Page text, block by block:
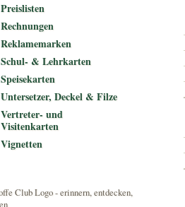
Preislisten
Rechnungen
Reklamemarken
Schul- & Lehrkarten
Speisekarten
Untersetzer, Deckel & Filze
Vertreter- und
Visitenkarten
Vignetten